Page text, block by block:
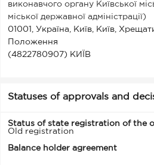
виконавчого органу Київської
міської державної адміністрації)
01001, Україна, Київ, Київ,
Положення
(4822780907) КИЇВ
Statuses of approvals and
Status of state registration of the
Old registration
Balance holder agreement